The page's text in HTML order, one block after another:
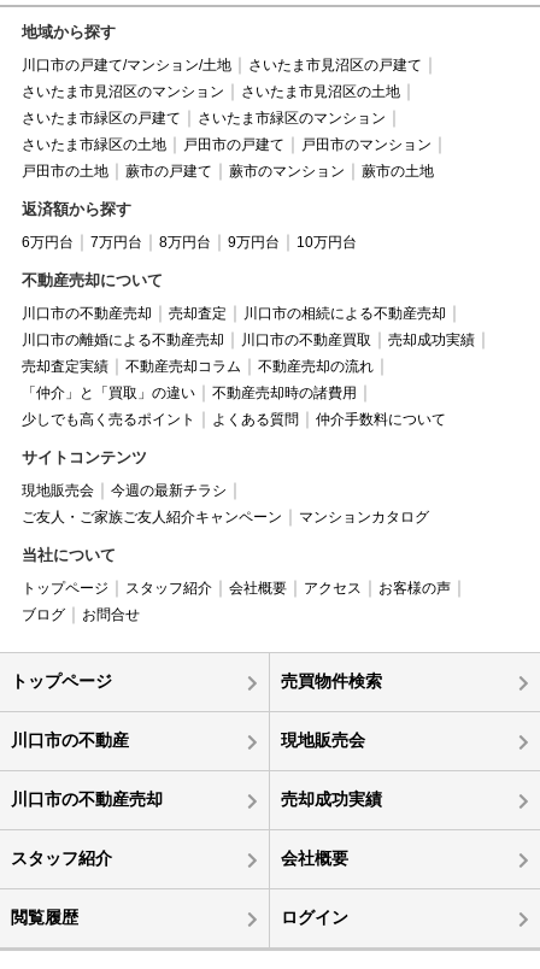
地域から探す
川口市の戸建て/マンション/土地
さいたま市見沼区の戸建て
さいたま市見沼区のマンション
さいたま市見沼区の土地
さいたま市緑区の戸建て
さいたま市緑区のマンション
さいたま市緑区の土地
戸田市の戸建て
戸田市のマンション
戸田市の土地
蕨市の戸建て 蕨市のマンション 蕨市の土地
返済額から探す
6万円台 7万円台 8万円台 9万円台 10万円台
不動産売却について
川口市の不動産売却 売却査定
川口市の相続による不動産売却
川口市の離婚による不動産売却
川口市の不動産買取
売却成功実績
売却査定実績
不動産売却コラム
不動産売却の流れ
「仲介」と「買取」の違い
不動産売却時の諸費用
少しでも高く売るポイント
よくある質問 仲介手数料について
サイトコンテンツ
現地販売会
今週の最新チラシ
ご友人・ご家族ご友人紹介キャンペーン
マンションカタログ
当社について
トップページ スタッフ紹介 会社概要 アクセス
お客様の声
ブログ
お問合せ
トップページ 売買物件検索
川口市の不動産 現地販売会
川口市の不動産売却 売却成功実績
スタッフ紹介 会社概要
閲覧履歴 ログイン